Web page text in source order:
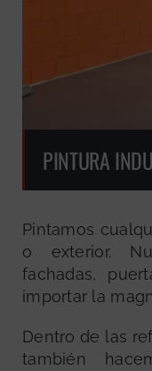
PINTURA
Pintamos
o exterior.
fachadas,
importar la
Dentro de las
también